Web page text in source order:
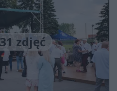
zdjęć
zdjęć